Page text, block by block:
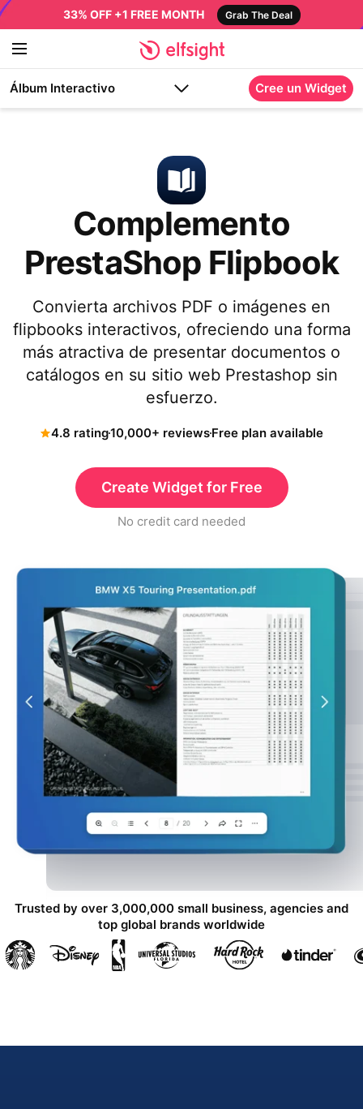
33% OFF +1 FREE MONTH Grab The Deal
Álbum Interactivo Cree un Widget
Complemento
PrestaShop Flipbook
Convierta archivos PDF o imágenes en
flipbooks interactivos, ofreciendo una forma
más atractiva de presentar documentos o
catálogos en su sitio web Prestashop sin
esfuerzo.
4.8 rating10,000+ reviewsFree plan available
Create Widget for Free
No credit card needed
Trusted by over 3,000,000 small business, agencies and
top global brands worldwide